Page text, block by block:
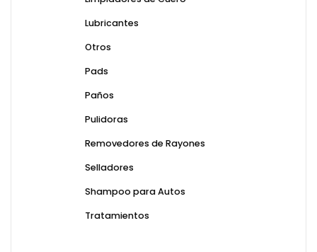
Lubricantes
Otros
Pads
Paños
Pulidoras
Removedores de Rayones
Selladores
Shampoo para Autos
Tratamientos